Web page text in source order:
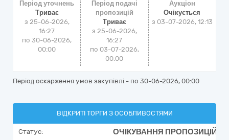
Період уточнень
Триває
з 25-06-2026,
16:27
по 30-06-2026,
00:00
Період подачі
пропозицій
Триває
з 25-06-2026,
16:27
по 03-07-2026,
00:00
Аукціон
Очікується
з 03-07-2026, 12:13
Період оскарження умов закупівлі - по 30-06-2026, 00:00
ВІДКРИТІ ТОРГИ З ОСОБЛИВОСТЯМИ
Статус: ОЧІКУВАННЯ ПРОПОЗИЦІЙ